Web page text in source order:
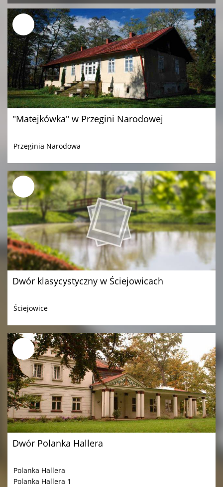
"Matejkówka" w Przegini Narodowej
Przeginia Narodowa
Dwór klasycystyczny w Ściejowicach
Ściejowice
Dwór Polanka Hallera
Polanka Hallera
Polanka Hallera 1